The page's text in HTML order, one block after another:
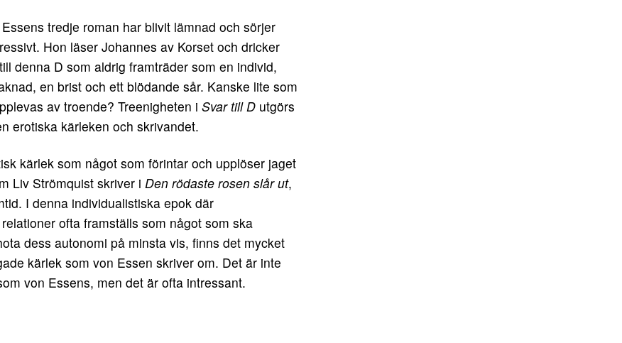
tredje roman har blivit lämnad och sörjer
Hon läser Johannes av Korset och dricker
denna D som aldrig framträder som en individ,
en brist och ett blödande sår. Kanske lite som
av troende? Treenigheten i Svar till D utgörs
erotiska kärleken och skrivandet.
kärlek som något som förintar och upplöser jaget
Liv Strömquist skriver i Den rödaste rosen slår ut,
I denna individualistiska epok där
ofta framställs som något som ska
dess autonomi på minsta vis, finns det mycket
kärlek som von Essen skriver om. Det är inte
von Essens, men det är ofta intressant.